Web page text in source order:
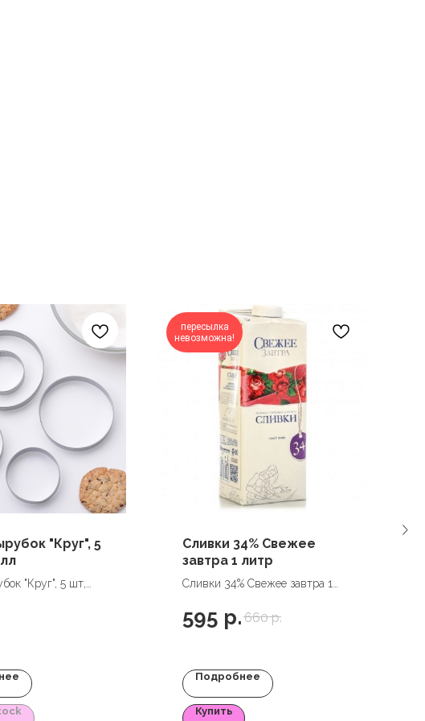
"Круг", 5
"Круг", 5 шт,
пересылка
невозможна!
Сливки 34% Свежее
завтра 1 литр
Сливки 34% Свежее завтра 1
595 р. 660 р.
Подробнее
Купить